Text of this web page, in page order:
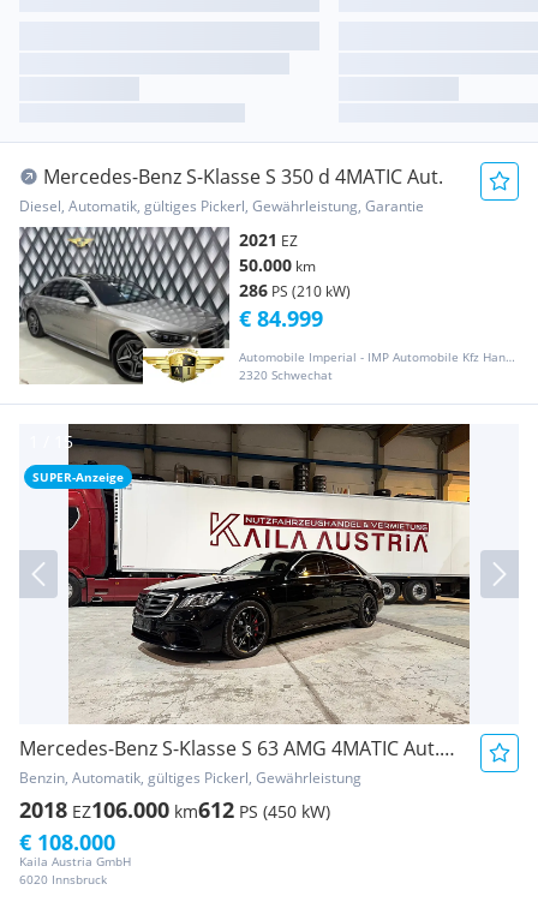
Mercedes-Benz S-Klasse S 350 d 4MATIC Aut.
Diesel, Automatik, gültiges Pickerl, Gewährleistung, Garantie
2021 EZ
50.000 km
286 PS (210 kW)
Automobile Imperial - IMP Automobile Kfz HandelsgmbH
2320 Schwechat
€ 84.999
SUPER-Anzeige
Mercedes-Benz S-Klasse S 63 AMG 4MATIC Aut. Mercedes-Maybach
Benzin, Automatik, gültiges Pickerl, Gewährleistung
2018 EZ106.000 km612 PS (450 kW)
Kaila Austria GmbH
6020 Innsbruck
€ 108.000